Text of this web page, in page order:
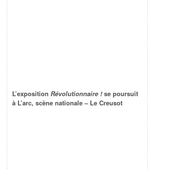
L’exposition Révolutionnaire !se poursuit
à L’arc, scène nationale – Le Creusot